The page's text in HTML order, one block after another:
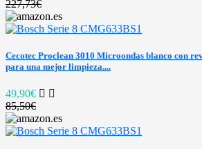
227,73€
Cecotec Proclean 3010 Microondas blanco con
para una mejor limpieza....
49,90€
85,50€